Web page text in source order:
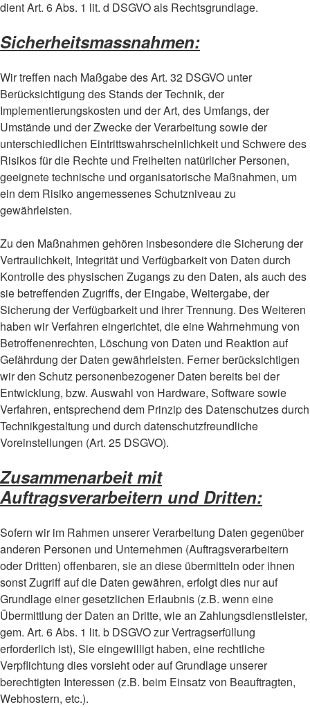
dient Art. 6 Abs. 1 lit. d DSGVO als Rechtsgrundlage.
Sicherheitsmassnahmen:
Wir treffen nach Maßgabe des Art. 32 DSGVO unter
Berücksichtigung des Stands der Technik, der
Implementierungskosten und der Art, des Umfangs, der
Umstände und der Zwecke der Verarbeitung sowie der
unterschiedlichen Eintrittswahrscheinlichkeit und Schwere des
Risikos für die Rechte und Freiheiten natürlicher Personen,
geeignete technische und organisatorische Maßnahmen, um
ein dem Risiko angemessenes Schutzniveau zu
gewährleisten.
Zu den Maßnahmen gehören insbesondere die Sicherung der
Vertraulichkeit, Integrität und Verfügbarkeit von Daten durch
Kontrolle des physischen Zugangs zu den Daten, als auch des
sie betreffenden Zugriffs, der Eingabe, Weitergabe, der
Sicherung der Verfügbarkeit und ihrer Trennung. Des Weiteren
haben wir Verfahren eingerichtet, die eine Wahrnehmung von
Betroffenenrechten, Löschung von Daten und Reaktion auf
Gefährdung der Daten gewährleisten. Ferner berücksichtigen
wir den Schutz personenbezogener Daten bereits bei der
Entwicklung, bzw. Auswahl von Hardware, Software sowie
Verfahren, entsprechend dem Prinzip des Datenschutzes durch
Technikgestaltung und durch datenschutzfreundliche
Voreinstellungen (Art. 25 DSGVO).
Zusammenarbeit mit
Auftragsverarbeitern und Dritten:
Sofern wir im Rahmen unserer Verarbeitung Daten gegenüber
anderen Personen und Unternehmen (Auftragsverarbeitern
oder Dritten) offenbaren, sie an diese übermitteln oder ihnen
sonst Zugriff auf die Daten gewähren, erfolgt dies nur auf
Grundlage einer gesetzlichen Erlaubnis (z.B. wenn eine
Übermittlung der Daten an Dritte, wie an Zahlungsdienstleister,
gem. Art. 6 Abs. 1 lit. b DSGVO zur Vertragserfüllung
erforderlich ist), Sie eingewilligt haben, eine rechtliche
Verpflichtung dies vorsieht oder auf Grundlage unserer
berechtigten Interessen (z.B. beim Einsatz von Beauftragten,
Webhostern, etc.).